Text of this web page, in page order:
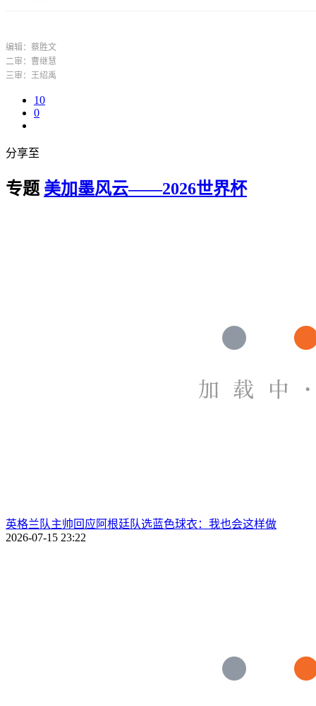
编辑：蔡胜文
二审：曹继慧
三审：王绍禹
10
0
分享至
专题 美加墨风云——2026世界杯
英格兰队主帅回应阿根廷队选蓝色球衣：我也会这样做
2026-07-15 23:22